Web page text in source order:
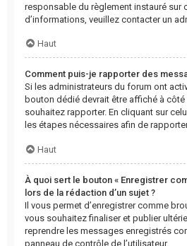
responsable du règlement instauré sur
d’informations, veuillez contacter un
Haut
Comment puis-je rapporter des
Si les administrateurs du forum ont
bouton dédié devrait être affiché à
souhaitez rapporter. En cliquant sur
les étapes nécessaires afin de
Haut
À quoi sert le bouton « Enregistrer
lors de la rédaction d’un sujet ?
Il vous permet d’enregistrer comme
vous souhaitez finaliser et publier
reprendre les messages enregistrés
panneau de contrôle de l’utilisateur.